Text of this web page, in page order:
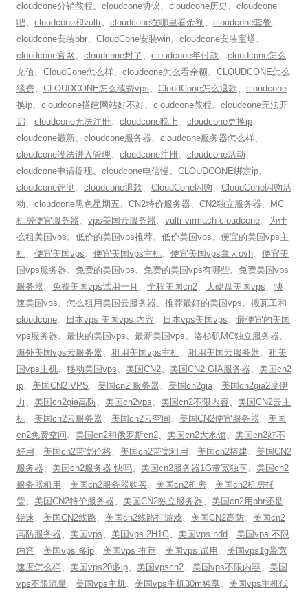
cloudcone分销教程、 cloudcone协议、 cloudcone历史 、 cloudcone
吧、 cloudcone和vultr、 cloudcone在哪里看余额、 cloudcone套餐、
cloudcone安装bbr、 CloudCone安装win、 cloudcone安装宝塔、
cloudcone官网 、 cloudcone封了 、 cloudcone年付款、 cloudcone怎么
充值、 CloudCone怎么样、 cloudcone怎么看余额、 CLOUDCONE怎么
续费、 CLOUDCONE怎么续费vps、 CloudCone怎么退款、 cloudcone
换ip、 cloudcone搭建网站好不好、 cloudcone教程、 cloudcone无法开
启、 cloudcone无法注册、 cloudcone晚上、 cloudcone更换ip、
cloudcone最新、 cloudcone服务器、 cloudcone服务器怎么样、
cloudcone没法进入管理、 cloudcone注册、 cloudcone活动、
cloudcone申请提现、 cloudcone电信慢、 CLOUDCONE绑定ip、
cloudcone评测 、 cloudcone退款、 CloudCone闪购、 CloudCone闪购活
动、 cloudcone黑色星期五、 CN2特价服务器、 CN2独立服务器、
MC
机房便宜服务器、 vps美国云服务器、 vultr virmach cloudcone、 为什
么租美国vps、 低价的美国vps推荐、 低价美国vps、 便宜的美国vps主
机、 便宜美国vps、 便宜美国vps主机、 便宜美国vps拿大ovh、 便宜美
国vps服务器、 免费的美国vps、 免费的美国vps有哪些、 免费美国vps
服务器、 免费美国vps试用一月 、 全程美国cn2、 大硬盘美国vps、 快
速美国vps、 怎么租用美国云服务器、 推荐最好的美国vps、 搬瓦工和
cloudcone、 日本vps 美国vps 内容、 日本vps美国vps、 最便宜的美国
vps服务器、 最快的美国vps、 最新美国vps、 洛杉矶MC独立服务器、
海外美国vps云服务器、 租用美国vps主机、 租用美国云服务器、 租美
国vps主机、 移动美国vps、 美国CN2、 美国CN2 GIA服务器、 美国cn2
ip、 美国CN2 VPS、 美国cn2 服务器、 美国cn2gia、 美国cn2gia2度伊
力 、 美国cn2gia高防、 美国cn2vps、 美国cn2不限内容、 美国CN2云主
机、 美国cn2云服务器、 美国cn2云空间、 美国CN2便宜服务器、 美国
cn2免费空间、 美国cn2和俄罗斯cn2、 美国cn2大水馆、 美国cn2好不
好用 、 美国cn2带宽价格、 美国cn2带宽租用 、 美国cn2搭建、 美国CN2
服务器、 美国cn2服务器 快吗、 美国cn2服务器1G带宽独享、 美国cn2
服务器租用 、 美国cn2服务器购买、 美国cn2机房、 美国cn2机房托
管、 美国CN2特价服务器、 美国CN2独立服务器、 美国cn2用bbr还是
锐速、 美国CN2线路、 美国cn2线路打游戏、 美国CN2高防、 美国cn2
高防服务器、 美国vps、 美国vps 2H1G、 美国vps hdd、 美国vps 不限
内容、 美国vps 多ip、 美国vps 推荐、 美国vps 试用 、 美国vps1g带宽
速度怎么样、 美国vps20多ip、 美国vpscn2、 美国vps不限内容、 美国
vps不限流量、 美国vps主机、 美国vps主机30m独享、 美国vps主机低